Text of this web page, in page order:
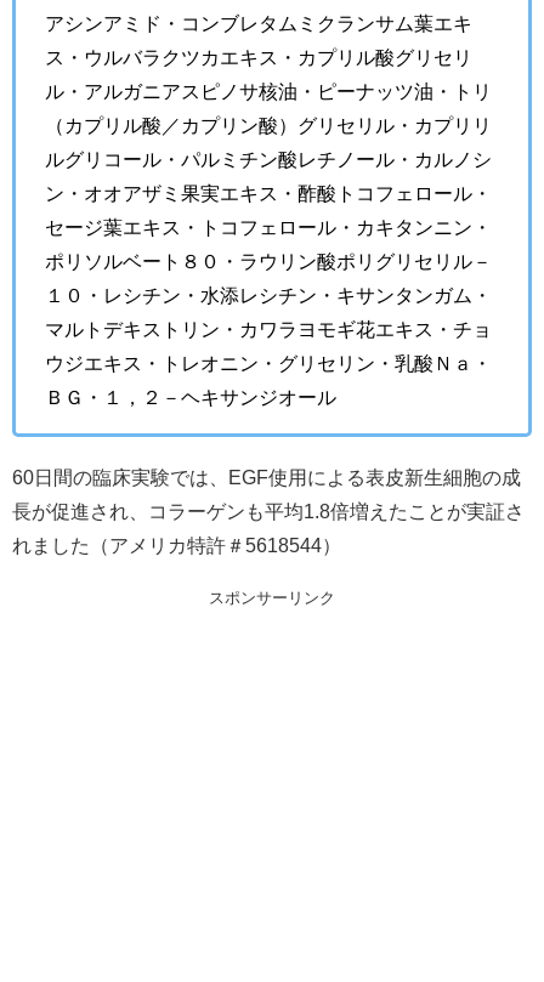
アシンアミド・コンブレタムミクランサム葉エキ
ス・ウルバラクツカエキス・カプリル酸グリセリ
ル・アルガニアスピノサ核油・ピーナッツ油・トリ
（カプリル酸／カプリン酸）グリセリル・カプリリ
ルグリコール・パルミチン酸レチノール・カルノシ
ン・オオアザミ果実エキス・酢酸トコフェロール・
セージ葉エキス・トコフェロール・カキタンニン・
ポリソルベート８０・ラウリン酸ポリグリセリル－
１０・レシチン・水添レシチン・キサンタンガム・
マルトデキストリン・カワラヨモギ花エキス・チョ
ウジエキス・トレオニン・グリセリン・乳酸Ｎａ・
ＢＧ・１，２－ヘキサンジオール
60日間の臨床実験では、EGF使用による表皮新生細胞の成
長が促進され、コラーゲンも平均1.8倍増えたことが実証さ
れました（アメリカ特許＃5618544）
スポンサーリンク